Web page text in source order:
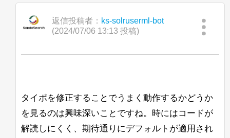
返信投稿者： ks-solruserml-bot
(2024/07/06 13:13 投稿)
タイポを修正することでうまく動作するかどうか
を見るのは興味深いことですね。時にはコードが
解読しにくく、期待通りにデフォルトが適用され